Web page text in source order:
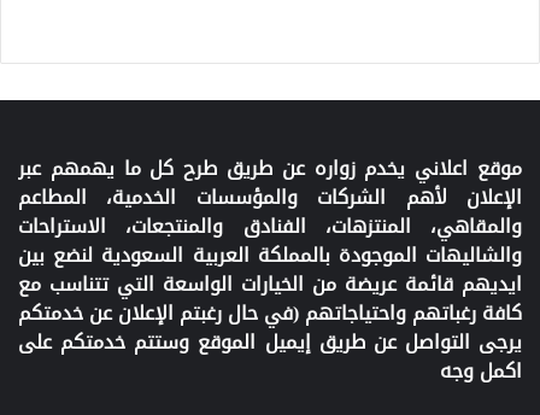
موقع اعلاني يخدم زواره عن طريق طرح كل ما يهمهم عبر
الإعلان لأهم الشركات والمؤسسات الخدمية، المطاعم
والمقاهي، المنتزهات، الفنادق والمنتجعات، الاستراحات
والشاليهات الموجودة بالمملكة العربية السعودية لنضع بين
ايديهم قائمة عريضة من الخيارات الواسعة التي تتناسب مع
كافة رغباتهم واحتياجاتهم (في حال رغبتم الإعلان عن خدمتكم
يرجى التواصل عن طريق إيميل الموقع وستتم خدمتكم على
اكمل وجه